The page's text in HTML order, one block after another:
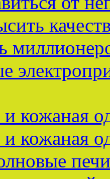
кожаная
кожаная
печи